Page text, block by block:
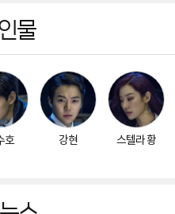
물
호 강현 스텔라 황